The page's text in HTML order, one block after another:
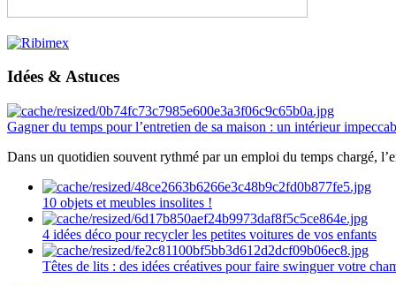
Idées & Astuces
Gagner du temps pour l’entretien de sa maison : un intérieur
Dans un quotidien souvent rythmé par un emploi du temps chargé,
10 objets et meubles insolites !
4 idées déco pour recycler les petites voitures de vos enfants
Têtes de lits : des idées créatives pour faire swinguer votre